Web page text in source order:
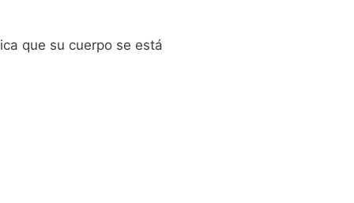
que su cuerpo se está